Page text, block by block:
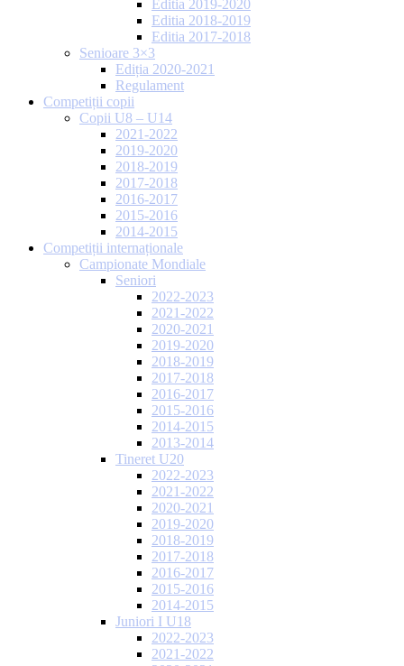
Editia 2019-2020
Editia 2018-2019
Editia 2017-2018
Senioare 3×3
Ediția 2020-2021
Regulament
Competiții copii
Copii U8 – U14
2021-2022
2019-2020
2018-2019
2017-2018
2016-2017
2015-2016
2014-2015
Competiții internaționale
Campionate Mondiale
Seniori
2022-2023
2021-2022
2020-2021
2019-2020
2018-2019
2017-2018
2016-2017
2015-2016
2014-2015
2013-2014
Tineret U20
2022-2023
2021-2022
2020-2021
2019-2020
2018-2019
2017-2018
2016-2017
2015-2016
2014-2015
Juniori I U18
2022-2023
2021-2022